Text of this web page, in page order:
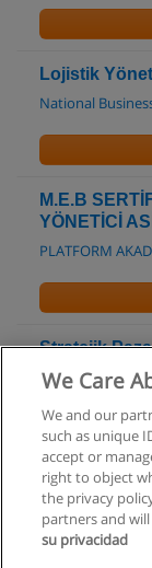
Lojistik
National
M.E.B
YÖNETİCİ
PLATFORM
Stratejik
Lisans
We Care
We and our
such as unique
accept or
right to object
the privacy
partners and
su privacidad